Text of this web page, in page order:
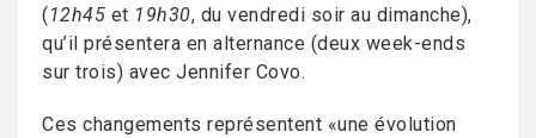
(12h45 et 19h30, du vendredi soir au dimanche),
qu’il présentera en alternance (deux week-ends
sur trois) avec Jennifer Covo.
Ces changements représentent «une évolution